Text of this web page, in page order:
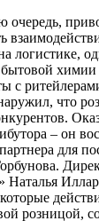
очередь,
логистике,
химии
с
что
– он
для
розницой,